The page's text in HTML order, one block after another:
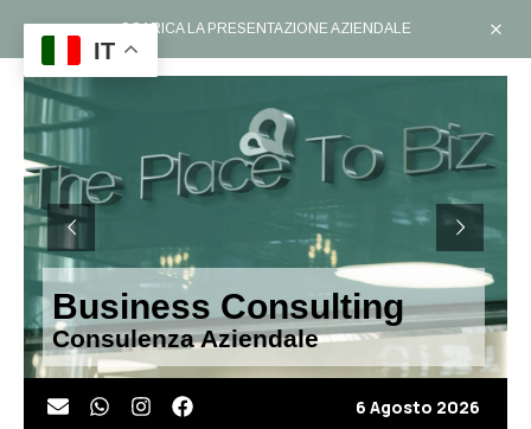
SCARICA LA PRESENTAZIONE AZIENDALE
Business Consulting
Consulenza Aziendale
6 Agosto 2026
IT